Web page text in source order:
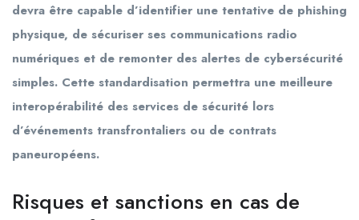
devra être capable d’identifier une tentative de phishing
physique, de sécuriser ses communications radio
numériques et de remonter des alertes de cybersécurité
simples. Cette standardisation permettra une meilleure
interopérabilité des services de sécurité lors
d’événements transfrontaliers ou de contrats
paneuropéens.
Risques et sanctions en cas de